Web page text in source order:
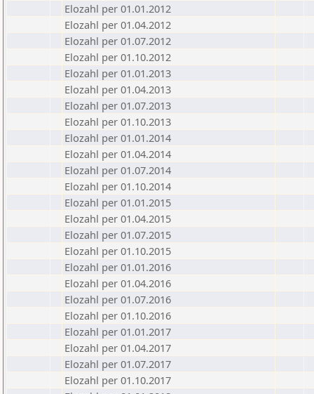
Elozahl per 01.01.2012
Elozahl per 01.04.2012
Elozahl per 01.07.2012
Elozahl per 01.10.2012
Elozahl per 01.01.2013
Elozahl per 01.04.2013
Elozahl per 01.07.2013
Elozahl per 01.10.2013
Elozahl per 01.01.2014
Elozahl per 01.04.2014
Elozahl per 01.07.2014
Elozahl per 01.10.2014
Elozahl per 01.01.2015
Elozahl per 01.04.2015
Elozahl per 01.07.2015
Elozahl per 01.10.2015
Elozahl per 01.01.2016
Elozahl per 01.04.2016
Elozahl per 01.07.2016
Elozahl per 01.10.2016
Elozahl per 01.01.2017
Elozahl per 01.04.2017
Elozahl per 01.07.2017
Elozahl per 01.10.2017